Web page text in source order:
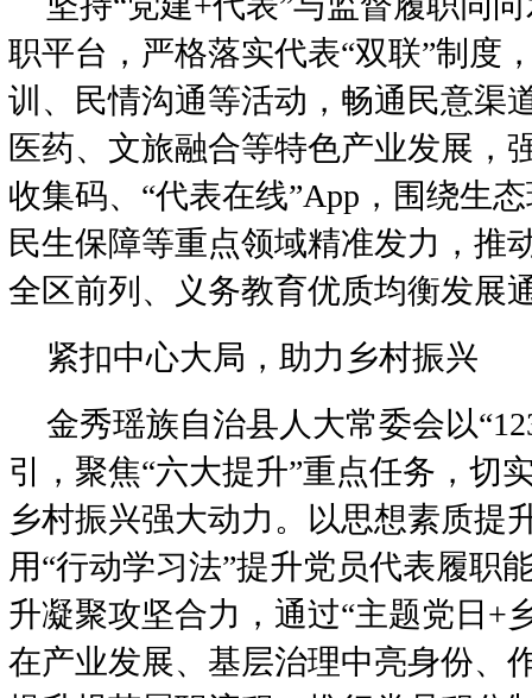
职平台，严格落实代表“双联”制度
训、民情沟通等活动，畅通民意渠
医药、文旅融合等特色产业发展，
收集码、“代表在线”App，围绕生
民生保障等重点领域精准发力，推
全区前列、义务教育优质均衡发展
紧扣中心大局，助力乡村振兴
金秀瑶族自治县人大常委会以
引，聚焦“六大提升”重点任务，切
乡村振兴强大动力。以思想素质提
用“行动学习法”提升党员代表履职
升凝聚攻坚合力，通过“主题党日+
在产业发展、基层治理中亮身份、